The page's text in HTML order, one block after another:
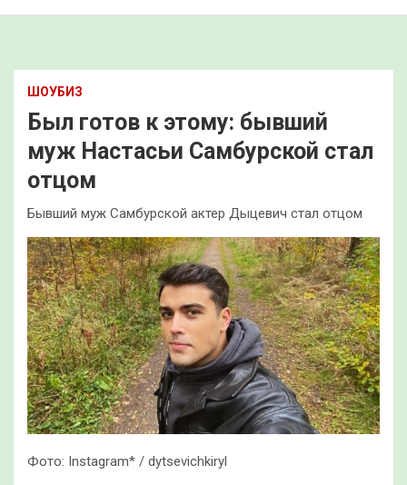
ШОУБИЗ
Был готов к этому: бывший
муж Настасьи Самбурской стал
отцом
Бывший муж Самбурской актер Дыцевич стал отцом
Фото: Instagram* / dytsevichkiryl